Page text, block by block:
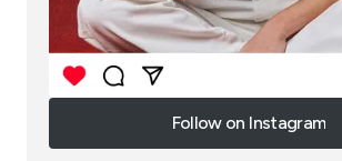
Follow on Instagram
Follow on Instagram